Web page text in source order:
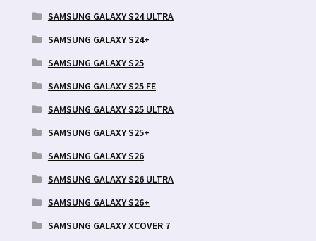
SAMSUNG GALAXY S24 ULTRA
SAMSUNG GALAXY S24+
SAMSUNG GALAXY S25
SAMSUNG GALAXY S25 FE
SAMSUNG GALAXY S25 ULTRA
SAMSUNG GALAXY S25+
SAMSUNG GALAXY S26
SAMSUNG GALAXY S26 ULTRA
SAMSUNG GALAXY S26+
SAMSUNG GALAXY XCOVER 7